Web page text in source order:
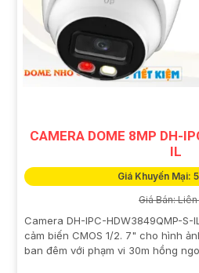
CAMERA DOME 8MP DH-
IL
Giá Khuyến Mại:
Giá Bán:
Camera DH-IPC-HDW3849QMP-
cảm biến CMOS 1/2. 7" cho hình
ban đêm với phạm vi 30m hồng